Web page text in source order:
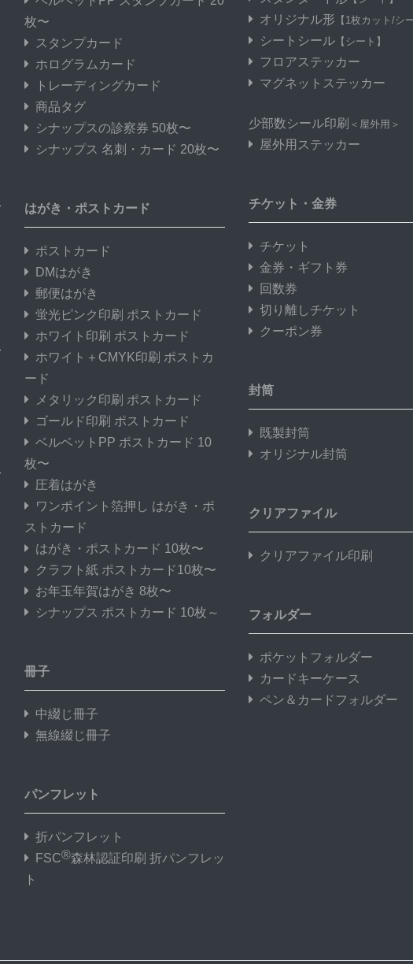
枚〜
スタンプカード
ホログラムカード
トレーディングカード
商品タグ
シナップスの診察券 50枚〜
シナップス 名刺・カード 20枚〜
はがき・ポストカード
ポストカード
DMはがき
郵便はがき
蛍光ピンク印刷 ポストカード
ホワイト印刷 ポストカード
ホワイト＋CMYK印刷 ポストカ
ード
メタリック印刷 ポストカード
ゴールド印刷 ポストカード
ベルベットPP ポストカード 10
枚〜
圧着はがき
ワンポイント箔押し はがき・ポ
ストカード
はがき・ポストカード 10枚〜
クラフト紙 ポストカード10枚〜
お年玉年賀はがき 8枚〜
シナップス ポストカード 10枚～
冊子
中綴じ冊子
無線綴じ冊子
パンフレット
折パンフレット
FSC®森林認証印刷 折パンフレッ
ト
オリジナル形 【1枚カット/シ
シートシール 【シート】
フロアステッカー
マグネットステッカー
少部数シール印刷 ＜屋外用＞
屋外用ステッカー
チケット・金券
チケット
金券・ギフト券
回数券
切り離しチケット
クーポン券
封筒
既製封筒
オリジナル封筒
クリアファイル
クリアファイル印刷
フォルダー
ポケットフォルダー
カードキーケース
ペン＆カードフォルダー